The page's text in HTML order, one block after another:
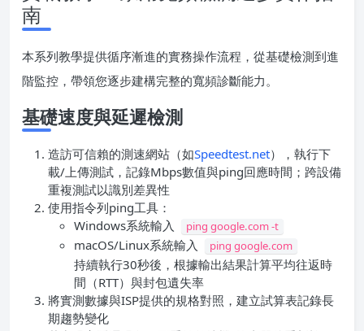
南
本系列教學提供循序漸進的實務操作流程，從基礎檢測到進
階監控，帶領您逐步建構完整的寬頻診斷能力。
基礎速度與延遲檢測
造訪可信賴的測速網站（如Speedtest.net），執行下
載/上傳測試，記錄Mbps數值與ping回應時間；跨設備
重複測試以識別差異性
使用指令列ping工具：
Windows系統輸入
ping google.com -t
macOS/Linux系統輸入 ping google.com
持續執行30秒後，根據輸出結果計算平均往返時
間（RTT）與封包遺失率
將實測數據與ISP提供的規格對照，建立試算表記錄長
期趨勢變化